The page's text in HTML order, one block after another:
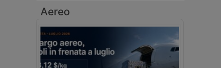
Aereo